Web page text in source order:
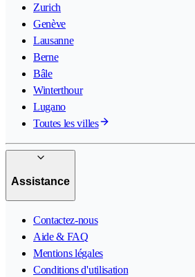
Zurich
Genève
Lausanne
Berne
Bâle
Winterthour
Lugano
Toutes les villes
Assistance
Contactez-nous
Aide & FAQ
Mentions légales
Conditions d'utilisation